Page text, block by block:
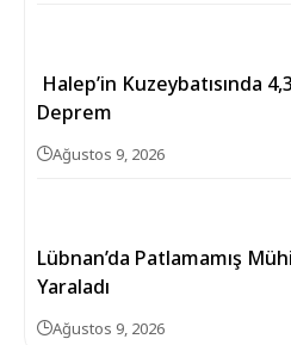
Halep’in Kuzeybatısında
Deprem
Ağustos 9, 2026
Lübnan’da Patlamamış
Yaraladı
Ağustos 9, 2026